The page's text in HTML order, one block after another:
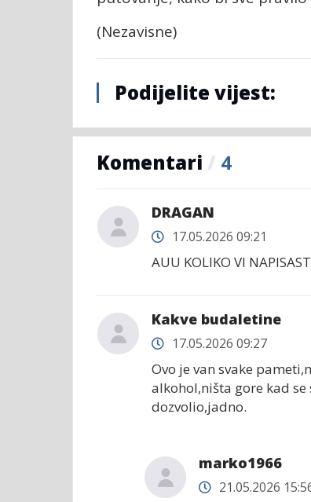
(Nezavisne)
Podijelite vijest:
Komentari / 4
DRAGAN
17.05.2026 09:21
AUU KOLIKO VI
Kakve budaletine
17.05.2026 09:27
Ovo je van svake
alkohol,ništa gore kad
dozvolio,jadno.
marko1966
21.05.2026